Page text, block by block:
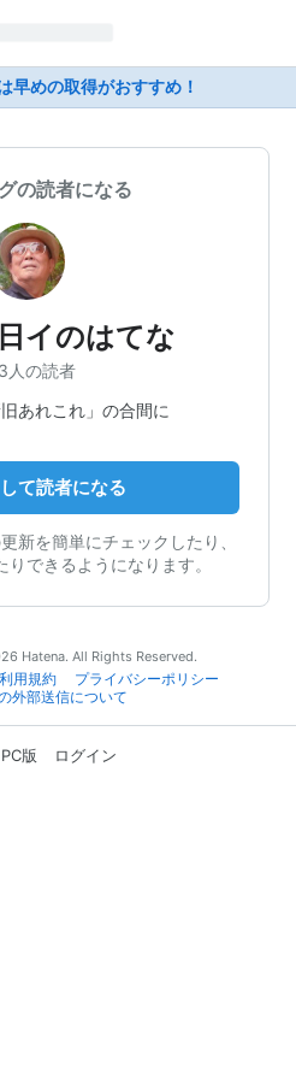
早めの取得がおすすめ！
の読者になる
イのはてな
人の読者
旧あれこれ」の合間に
て読者になる
新を簡単にチェックしたり、
できるようになります。
Hatena. All Rights Reserved.
利用規約
プライバシーポリシー
外部送信について
PC版 ログイン